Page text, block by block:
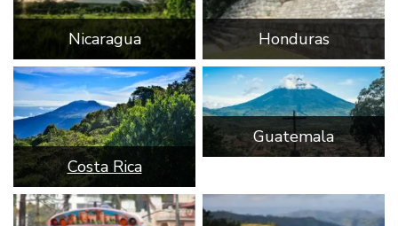
Nicaragua Honduras
Costa Rica
Guatemala